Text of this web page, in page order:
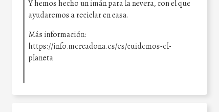
Y hemos hecho un imán para la nevera, con el que
ayudaremos a reciclar en casa.
Más información:
https://info.mercadona.es/es/cuidemos-el-
planeta